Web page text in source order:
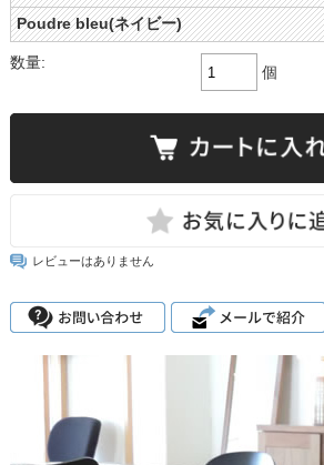
Poudre bleu(ネイビー)
数量:
個
レビューはありません